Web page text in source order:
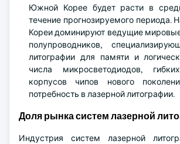
Южной Корее будет расти в
течение прогнозируемого
Кореи доминируют ведущие
полупроводников,
литографии для памяти и
числа микросветодиодов,
корпусов чипов нового
потребность в лазерной литографии.
Доля рынка систем лазерной
Индустрия систем лазерной